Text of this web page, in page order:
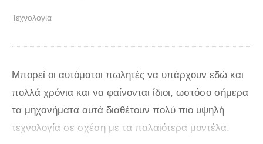
Τεχνολογία
Μπορεί οι αυτόματοι πωλητές να υπάρχουν εδώ και
πολλά χρόνια και να φαίνονται ίδιοι, ωστόσο σήμερα
τα μηχανήματα αυτά διαθέτουν πολύ πιο υψηλή
τεχνολογία σε σχέση με τα παλαιότερα μοντέλα.